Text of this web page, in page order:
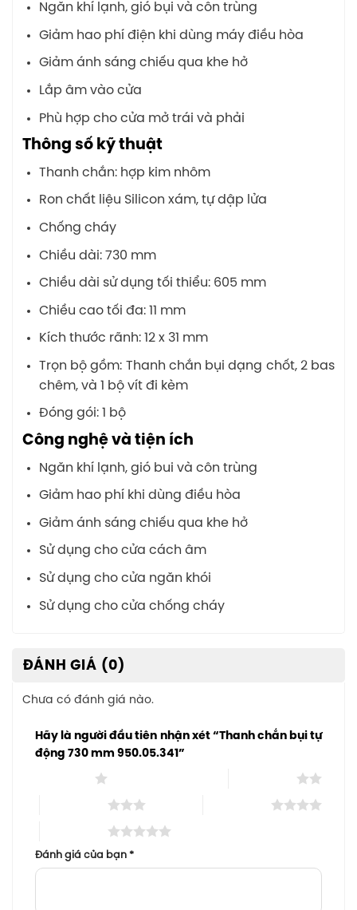
Ngăn khí lạnh, gió bụi và côn trùng
Giảm hao phí điện khi dùng máy điều hòa
Giảm ánh sáng chiếu qua khe hở
Lắp âm vào cửa
Phù hợp cho cửa mở trái và phải
Thông số kỹ thuật
Thanh chắn: hợp kim nhôm
Ron chất liệu Silicon xám, tự dập lửa
Chống cháy
Chiều dài: 730 mm
Chiều dài sử dụng tối thiểu: 605 mm
Chiều cao tối đa: 11 mm
Kích thước rãnh: 12 x 31 mm
Trọn bộ gồm: Thanh chắn bụi dạng chốt, 2 bas
chêm, và 1 bộ vít đi kèm
Đóng gói: 1 bộ
Công nghệ và tiện ích
Ngăn khí lạnh, gió bui và côn trùng
Giảm hao phí khi dùng điều hòa
Giảm ánh sáng chiếu qua khe hở
Sử dụng cho cửa cách âm
Sử dụng cho cửa ngăn khói
Sử dụng cho cửa chống cháy
ĐÁNH GIÁ (0)
Chưa có đánh giá nào.
Hãy là người đầu tiên nhận xét “Thanh chắn bụi tự
động 730 mm 950.05.341”
Đánh giá của bạn *